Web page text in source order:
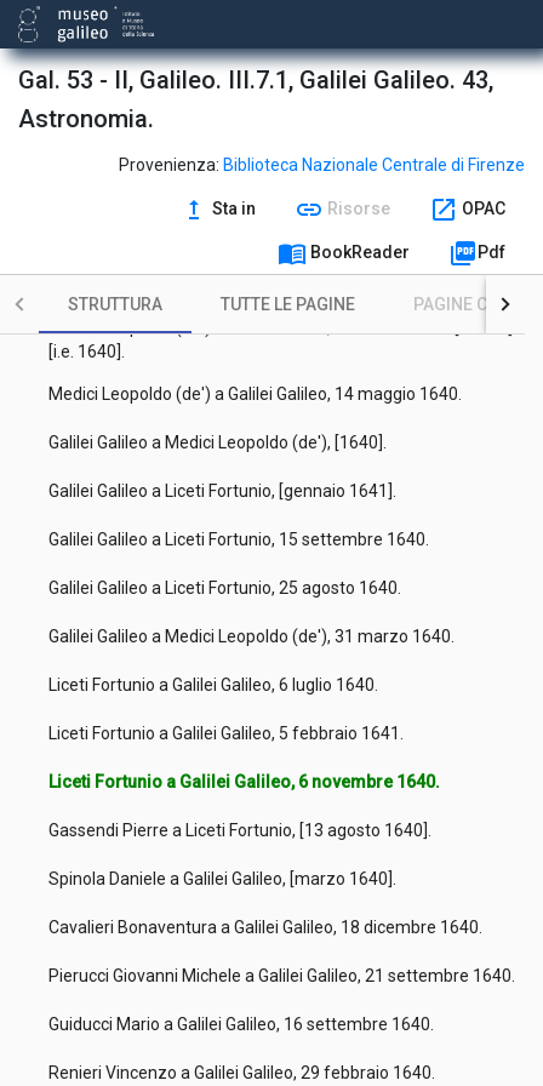
Gal. 53 - II, Galileo. III.7.1, Galilei Galileo. 43,
Astronomia.
Provenienza: Biblioteca Nazionale Centrale di Firenze
upgrade Sta in link Risorse open_in_new OPAC
menu_book BookReader picture_as_pdf Pdf
STRUTTURA TUTTE LE PAGINE PAGINE CON
Biancani Giuseppe a Grienberger Christoph, 14 giugno 1611.
Copie di lettere di Welser, Brengger, Galileo.
Galilei Galileo a Antonini Alfonso, 20 febbraio 1638.
[Senza titolo].
Galilei Galileo a Medici Leopoldo (de'), 13 marzo 1639 ab Inc.
Medici Leopoldo (de') a Galilei Galileo, 11 marzo 1639 [ab Inc.]
[i.e. 1640].
Medici Leopoldo (de') a Galilei Galileo, 14 maggio 1640.
Galilei Galileo a Medici Leopoldo (de'), [1640].
Galilei Galileo a Liceti Fortunio, [gennaio 1641].
Galilei Galileo a Liceti Fortunio, 15 settembre 1640.
Galilei Galileo a Liceti Fortunio, 25 agosto 1640.
Galilei Galileo a Medici Leopoldo (de'), 31 marzo 1640.
Liceti Fortunio a Galilei Galileo, 6 luglio 1640.
Liceti Fortunio a Galilei Galileo, 5 febbraio 1641.
Liceti Fortunio a Galilei Galileo, 6 novembre 1640.
Gassendi Pierre a Liceti Fortunio, [13 agosto 1640].
Spinola Daniele a Galilei Galileo, [marzo 1640].
Cavalieri Bonaventura a Galilei Galileo, 18 dicembre 1640.
Pierucci Giovanni Michele a Galilei Galileo, 21 settembre 1640.
Guiducci Mario a Galilei Galileo, 16 settembre 1640.
Renieri Vincenzo a Galilei Galileo, 29 febbraio 1640.